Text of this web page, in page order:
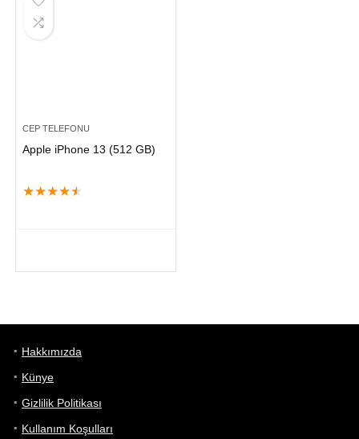
CEP TELEFONU
Apple iPhone 13 (512 GB)
★★★★★
Hakkımızda
Künye
Gizlilik Politikası
Kullanım Koşulları